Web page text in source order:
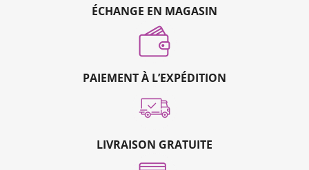
ÉCHANGE EN MAGASIN
PAIEMENT À L’EXPÉDITION
LIVRAISON GRATUITE